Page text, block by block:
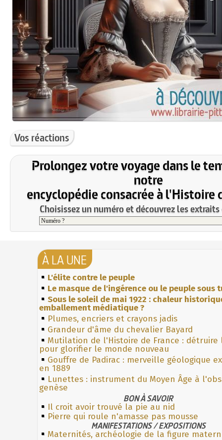
Vos réactions
Prolongez votre voyage dans le
notre
encyclopédie consacrée à l'Histoire
Choisissez un numéro et découvrez les
À LA UNE
L'élite contre le peuple
Le masque de l'ingérence ou le peuple sous
Sous le soleil de mai 1922 : chaleur
emballement médiatique ?
Plumes, encriers et crayons jadis
Grandeur d'âme du chevalier Bayard
Mutilation de l'Histoire de France : détruire
pour glorifier le monde nouveau
Gouffre de Padirac : merveille géologique
en 1889
Lunettes : instrument du Moyen Âge à
genèse
BON À SAVOIR
Il croit avoir trouvé la pie au nid
Pierre qui roule n'amasse pas mousse
MANIFESTATIONS / EXPOSITIONS
Maternités, archéologie de la figure